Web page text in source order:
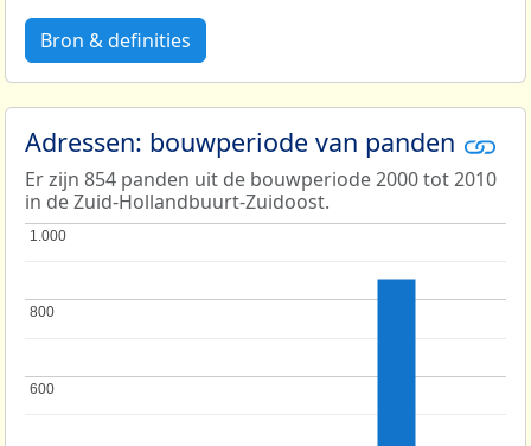
Bron & definities
Adressen: bouwperiode van panden
Er zijn 854 panden uit de bouwperiode 2000 tot 2010
in de Zuid-Hollandbuurt-Zuidoost.
600
600
800
800
1.000
1.000